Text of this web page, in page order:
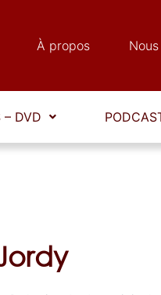
À propos
– DVD